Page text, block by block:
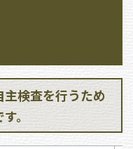
検査を行うため
。